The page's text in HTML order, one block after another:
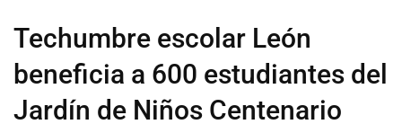
Techumbre escolar León
beneficia a 600 estudiantes del
Jardín de Niños Centenario